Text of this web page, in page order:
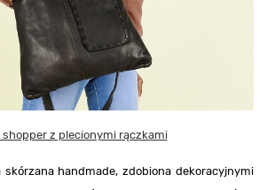
shopper z plecionymi rączkami
skórzana handmade, zdobiona dekoracyjnymi